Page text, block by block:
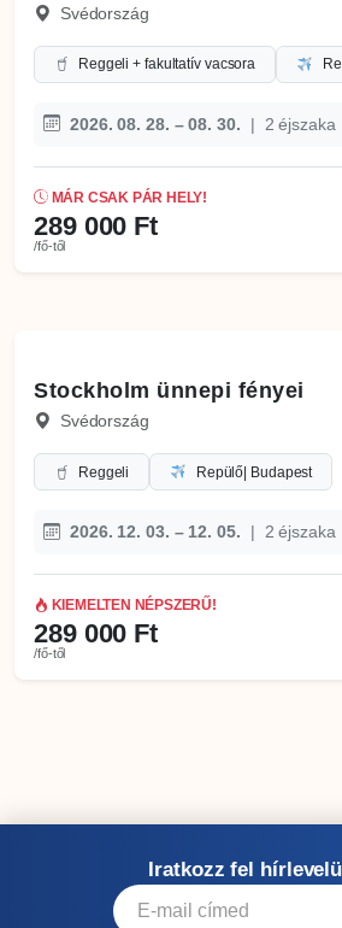
Svédország
Reggeli + fakultatív vacsora
2026. 08. 28. – 08. 30. | 2 éjszaka
MÁR CSAK PÁR HELY!
289 000 Ft
/fő-től
Stockholm ünnepi fényei
Svédország
Reggeli Repülő| Budapest
2026. 12. 03. – 12. 05. | 2 éjszaka
KIEMELTEN NÉPSZERŰ!
289 000 Ft
/fő-től
Iratkozz fel